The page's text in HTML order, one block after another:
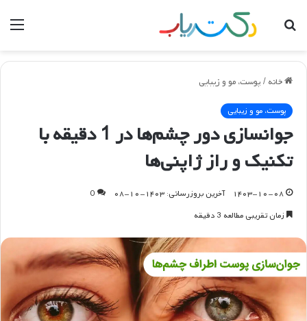
جستجو
خانه / پوست، مو و زیبایی
پوست، مو و زیبایی
جوانسازی دور چشم‌ها در 1 دقیقه با
تکنیک و راز ژاپنی‌ها
۱۴۰۳-۱۰-۰۸ آخرین بروزرسانی: ۱۴۰۳-۱۰-۰۸
0
زمان تقریبی مطالعه 3 دقیقه